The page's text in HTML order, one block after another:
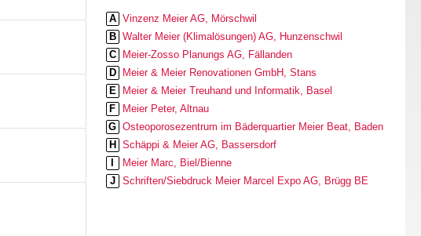
A Vinzenz Meier AG, Mörschwil
B Walter Meier (Klimalösungen) AG, Hunzenschwil
C
Meier-Zosso Planungs AG, Fällanden
D
Meier & Meier Renovationen GmbH, Stans
E
Meier & Meier Treuhand und Informatik, Basel
F
Meier Peter, Altnau
G Osteoporosezentrum im Bäderquartier Meier Beat, Baden
H
Schäppi & Meier AG, Bassersdorf
Meier Marc, Biel/Bienne
J
Schriften/Siebdruck Meier Marcel Expo AG, Brügg BE